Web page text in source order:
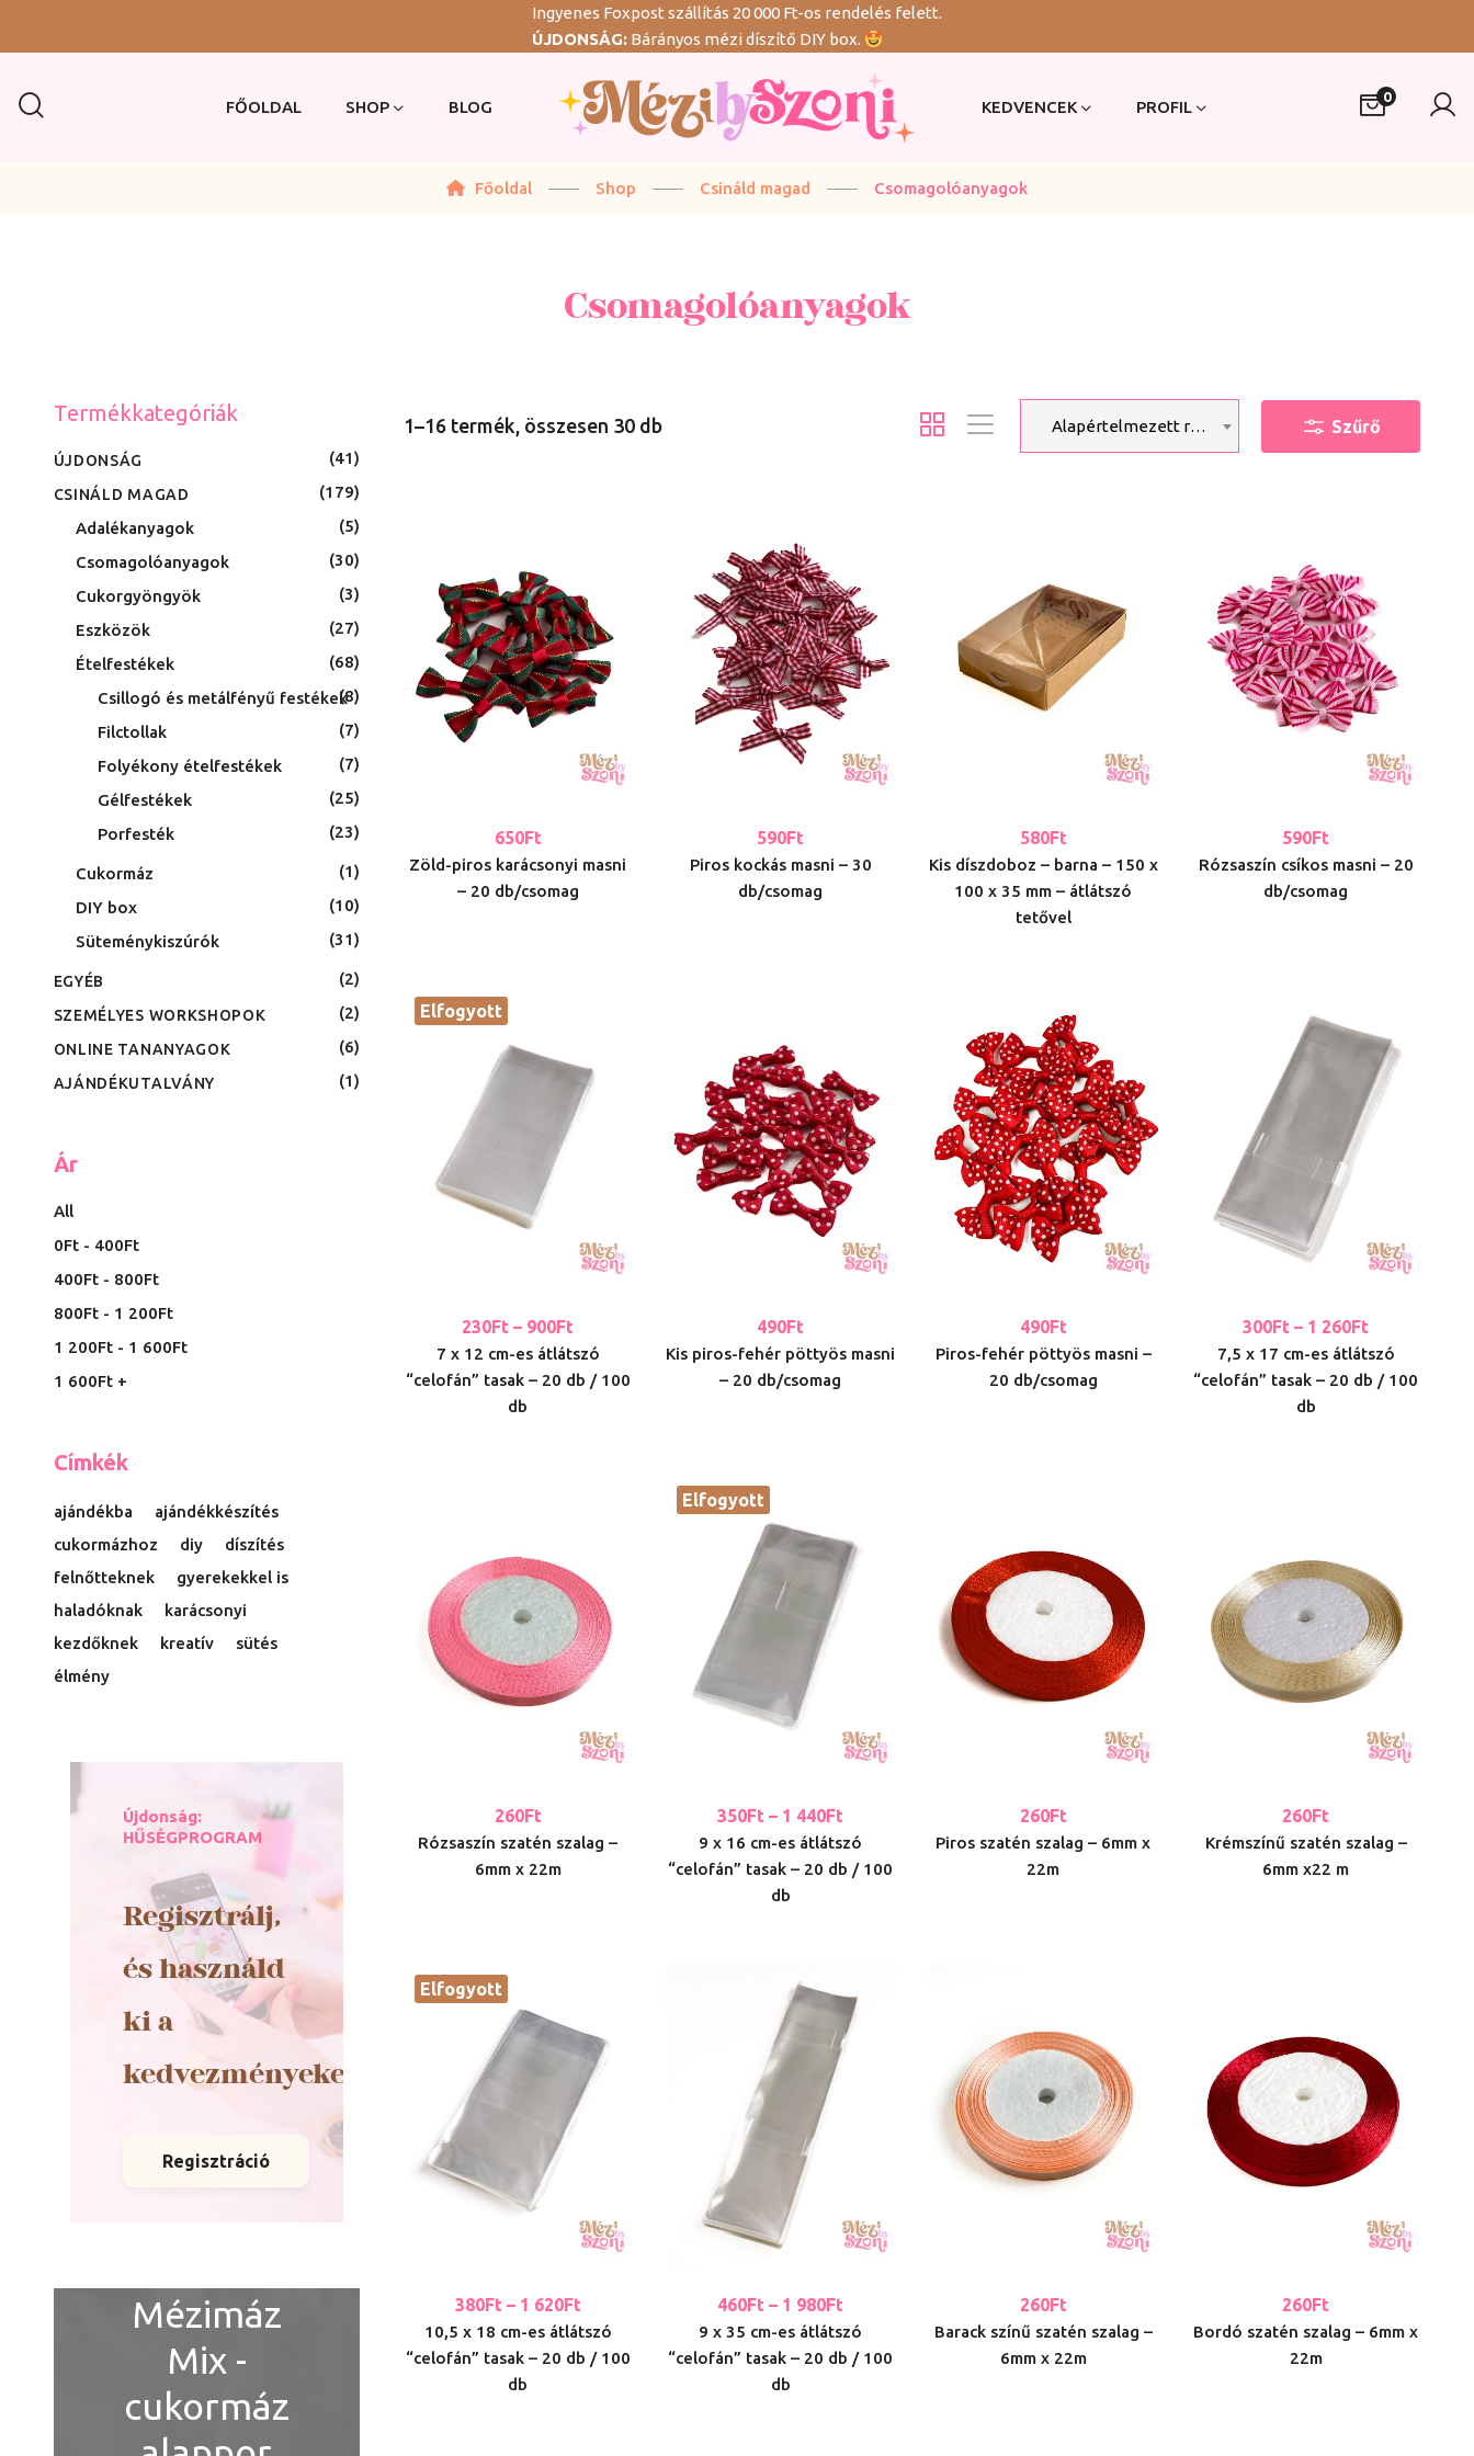
Ingyenes Foxpost szállítás 20 000 Ft-os rendelés felett.
ÚJDONSÁG: Bárányos mézi díszítő DIY box.
FŐOLDAL SHOP BLOG KEDVENCEK PROFIL
0
Főoldal Shop Csináld magad Csomagolóanyagok
Csomagolóanyagok
1–16 termék, összesen 30 db Alapértelmezett rendezés Szűrő
650Ft
Zöld-piros karácsonyi masni
– 20 db/csomag
590Ft
Piros kockás masni – 30
db/csomag
580Ft
Kis díszdoboz – barna – 150 x
100 x 35 mm – átlátszó
tetővel
590Ft
Rózsaszín csíkos masni – 20
db/csomag
Elfogyott
230Ft – 900Ft
7 x 12 cm-es átlátszó
“celofán” tasak – 20 db / 100
db
490Ft
Kis piros-fehér pöttyös masni
– 20 db/csomag
490Ft
Piros-fehér pöttyös masni –
20 db/csomag
300Ft – 1 260Ft
7,5 x 17 cm-es átlátszó
“celofán” tasak – 20 db / 100
db
260Ft
Rózsaszín szatén szalag –
6mm x 22m
Elfogyott
350Ft – 1 440Ft
9 x 16 cm-es átlátszó
“celofán” tasak – 20 db / 100
db
260Ft
Piros szatén szalag – 6mm x
22m
260Ft
Krémszínű szatén szalag –
6mm x22 m
Elfogyott
380Ft – 1 620Ft
10,5 x 18 cm-es átlátszó
“celofán” tasak – 20 db / 100
db
460Ft – 1 980Ft
9 x 35 cm-es átlátszó
“celofán” tasak – 20 db / 100
db
260Ft
Barack színű szatén szalag –
6mm x 22m
260Ft
Bordó szatén szalag – 6mm x
22m
Termékkategóriák
ÚJDONSÁG 41
CSINÁLD MAGAD
179
Adalékanyagok
5
Csomagolóanyagok
30
Cukorgyöngyök
3
Eszközök
27
Ételfestékek
68
Csillogó és metálfényű festékek8
Filctollak
7
Folyékony ételfestékek
7
Gélfestékek
25
Porfesték
23
Cukormáz
1
DIY box
10
Süteménykiszúrók
31
EGYÉB 2
SZEMÉLYES WORKSHOPOK 2
ONLINE TANANYAGOK 6
AJÁNDÉKUTALVÁNY 1
Ár
All
0Ft- 400Ft
400Ft- 800Ft
800Ft- 1 200Ft
1 200Ft- 1 600Ft
1 600Ft+
Címkék
ajándékba
ajándékkészítés
cukormázhoz
diy
díszítés
felnőtteknek
gyerekekkel is
haladóknak
karácsonyi
kezdőknek
kreatív
sütés
élmény
Újdonság:
HŰSÉGPROGRAM
Regisztrálj,
és használd
ki a
kedvezményeket
Regisztráció
Mézimáz
Mix -
cukormáz